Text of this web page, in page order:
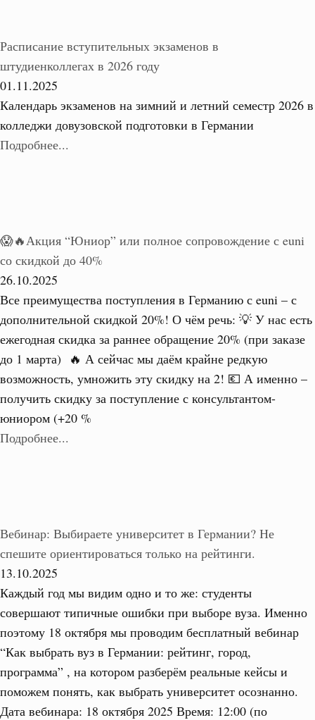
Расписание вступительных экзаменов в
штудиенколлегах в 2026 году
01.11.2025
Календарь экзаменов на зимний и летний семестр 2026 в
колледжи довузовской подготовки в Германии
Подробнее...
😱🔥Акция “Юниор” или полное сопровождение с euni
со скидкой до 40%
26.10.2025
Все преимущества поступления в Германию с euni – с
дополнительной скидкой 20%! О чём речь: 💡 У нас есть
ежегодная скидка за раннее обращение 20% (при заказе
до 1 марта) 🔥 А сейчас мы даём крайне редкую
возможность, умножить эту скидку на 2! 💶 А именно –
получить скидку за поступление с консультантом-
юниором (+20 %
Подробнее...
Вебинар: Выбираете университет в Германии? Не
спешите ориентироваться только на рейтинги.
13.10.2025
Каждый год мы видим одно и то же: студенты
совершают типичные ошибки при выборе вуза. Именно
поэтому 18 октября мы проводим бесплатный вебинар
“Как выбрать вуз в Германии: рейтинг, город,
программа” , на котором разберём реальные кейсы и
поможем понять, как выбрать университет осознанно.
Дата вебинара: 18 октября 2025 Время: 12:00 (по